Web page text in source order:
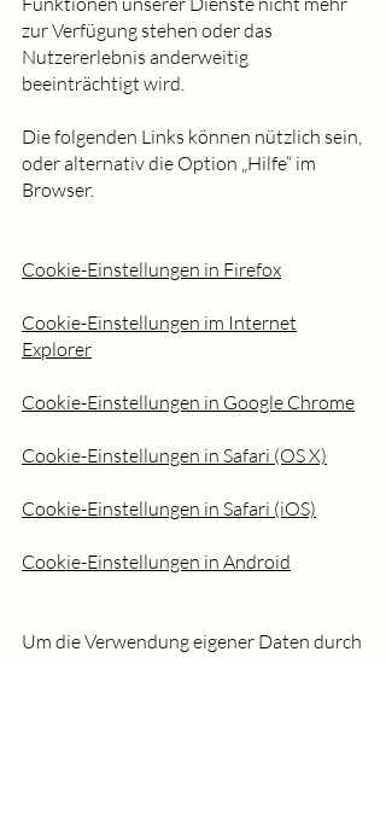
zur Verfügung stehen oder das
Nutzererlebnis anderweitig
beeinträchtigt wird.
Die folgenden Links können nützlich sein,
oder alternativ die Option „Hilfe“ im
Browser.
Cookie-Einstellungen in Firefox
Cookie-Einstellungen im Internet
Explorer
Cookie-Einstellungen in Google Chrome
Cookie-Einstellungen in Safari (OS X)
Cookie-Einstellungen in Safari (iOS)
Cookie-Einstellungen in Android
Um die Verwendung eigener Daten durch